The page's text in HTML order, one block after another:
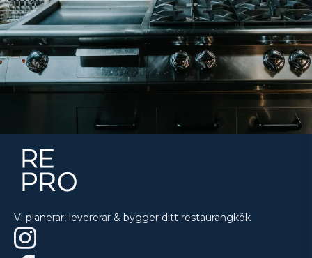
Vi planerar, levererar & bygger ditt restaurangkök